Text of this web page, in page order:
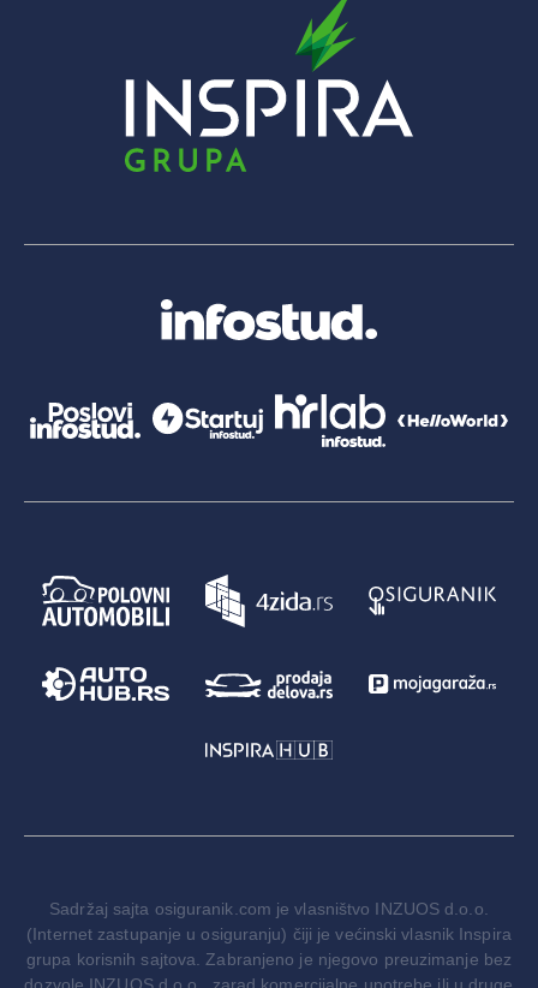
Sadržaj sajta osiguranik.com je vlasništvo INZUOS d.o.o.
(Internet zastupanje u osiguranju) čiji je većinski vlasnik Inspira
grupa korisnih sajtova. Zabranjeno je njegovo preuzimanje bez